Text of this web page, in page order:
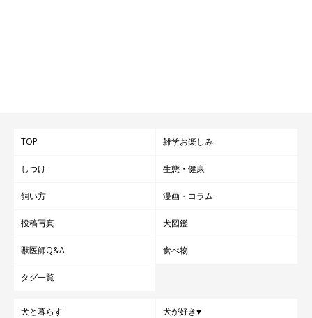
TOP 雑学お楽しみ
しつけ 生態・健康
飼い方 漫画・コラム
投稿写真 犬図鑑
獣医師Q&A 食べ物
タグ一覧
犬と暮らす 犬が好き♥